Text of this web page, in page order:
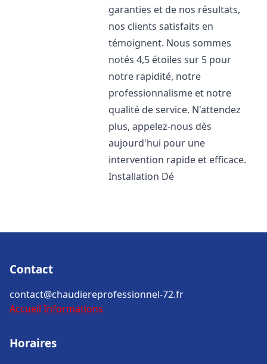
garanties et de nos résultats,
nos clients satisfaits en
témoignent. Nous sommes
notés 4,5 étoiles sur 5 pour
notre rapidité, notre
professionnalisme et notre
qualité de service. N'attendez
plus, appelez-nous dès
aujourd'hui pour une
intervention rapide et efficace.
Installation Dé
Contact
contact@chaudiereprofessionnel-72.fr
Accueil Informations
Horaires